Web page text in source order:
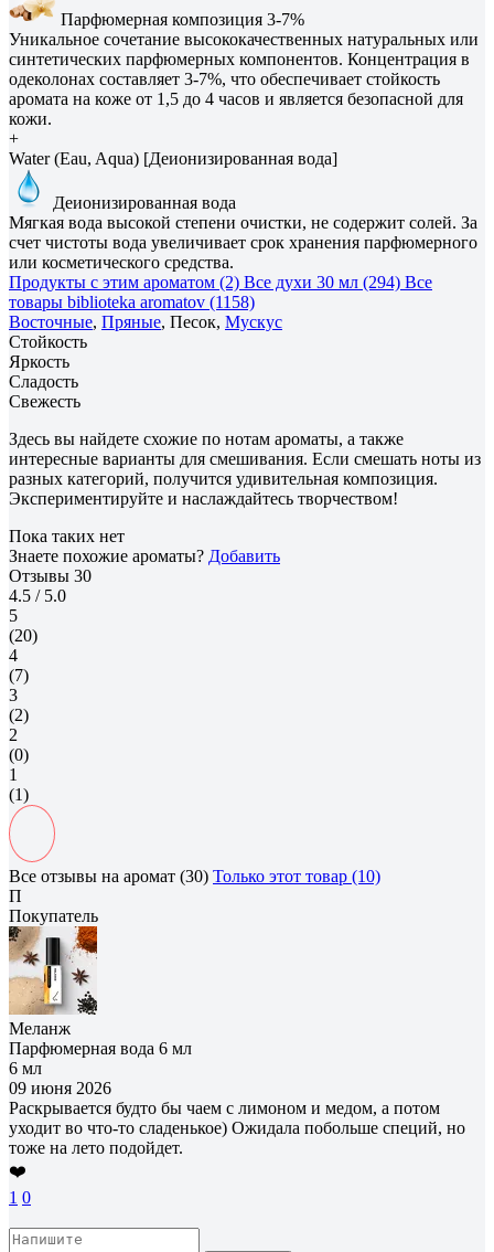
Парфюмерная композиция 3-7%
Уникальное сочетание высококачественных натуральных или
синтетических парфюмерных компонентов. Концентрация в
одеколонах составляет 3-7%, что обеспечивает стойкость
аромата на коже от 1,5 до 4 часов и является безопасной для
кожи.
+
Water (Eau, Aqua) [Деионизированная вода]
Деионизированная вода
Мягкая вода высокой степени очистки, не содержит солей. За
счет чистоты вода увеличивает срок хранения парфюмерного
или косметического средства.
Продукты с этим ароматом (2) Все духи 30 мл (294) Все
товары biblioteka aromatov (1158)
Восточные, Пряные, Песок, Мускус
Стойкость
Яркость
Сладость
Свежесть
Здесь вы найдете схожие по нотам ароматы, а также
интересные варианты для смешивания. Если смешать ноты из
разных категорий, получится удивительная композиция.
Экспериментируйте и наслаждайтесь творчеством!
Пока таких нет
Знаете похожие ароматы? Добавить
Отзывы 30
4.5 / 5.0
5
(20)
4
(7)
3
(2)
2
(0)
1
(1)
Все отзывы на аромат (30) Только этот товар (10)
П
Покупатель
Меланж
Парфюмерная вода 6 мл
6 мл
09 июня 2026
Раскрывается будто бы чаем с лимоном и медом, а потом
уходит во что-то сладенькое) Ожидала побольше специй, но
тоже на лето подойдет.
❤️
1 0